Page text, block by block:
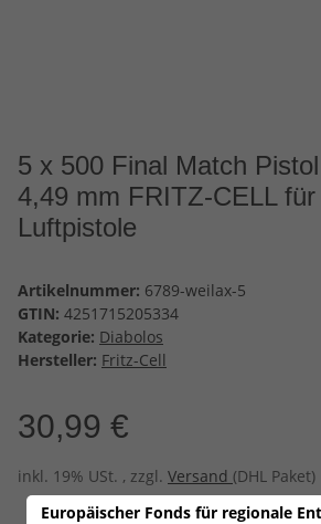
Europäischer Fonds für regionale
5 x 500 Final Match
4,49 mm FRITZ-CELL
Luftpistole
Artikelnummer: 6789-weilax-5
GTIN: 4251715205334
Kategorie: Diabolos
Hersteller: Fritz-Cell
30,99 €
inkl. 19% USt. , zzgl. Versand (DHL Paket)